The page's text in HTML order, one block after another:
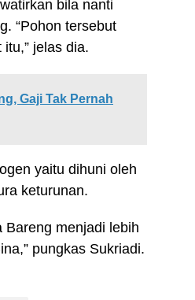
bila nanti
“Pohon tersebut
jelas dia.
Gaji Tak Pernah
yaitu dihuni oleh
keturunan.
Bareng menjadi lebih
pungkas Sukriadi.